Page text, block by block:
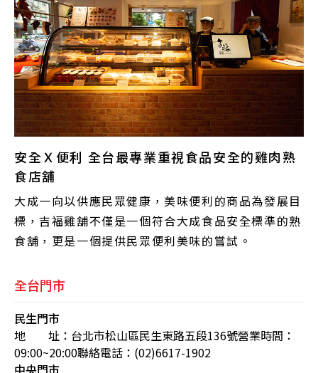
安全Ｘ便利 全台最專業重視食品安全的雞肉熟
食店舖
大成一向以供應民眾健康，美味便利的商品為發展目
標，吉福雞舖不僅是一個符合大成食品安全標準的熟
食舖，更是一個提供民眾便利美味的嘗試。
全台門市
民生門市
地 址：台北市松山區民生東路五段136號營業時間：
09:00~20:00聯絡電話：(02)6617-1902
中央門市